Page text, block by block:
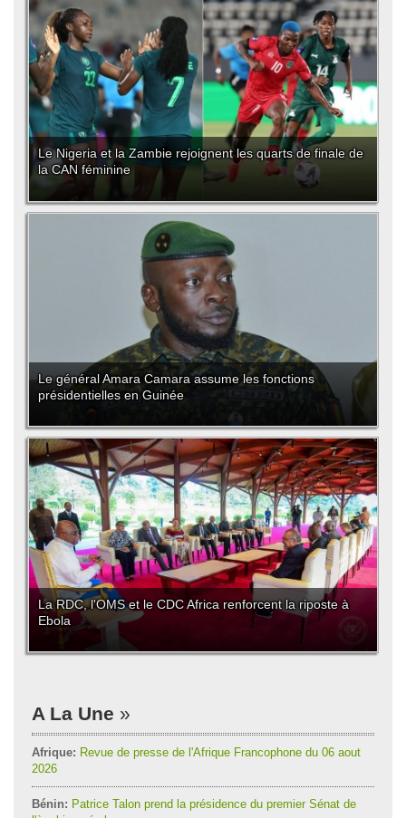
Le Nigeria et la Zambie rejoignent les quarts de finale de
la CAN féminine
Le général Amara Camara assume les fonctions
présidentielles en Guinée
La RDC, l'OMS et le CDC Africa renforcent la riposte à
Ebola
A La Une
Afrique: Revue de presse de l'Afrique Francophone du 06 aout
2026
Bénin: Patrice Talon prend la présidence du premier Sénat de